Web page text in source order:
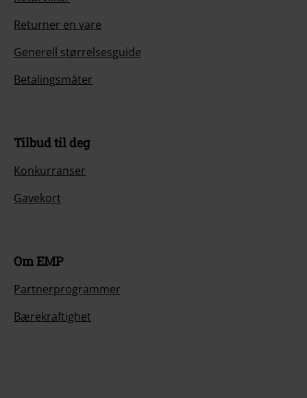
Returner en vare
Generell størrelsesguide
Betalingsmåter
Tilbud til deg
Konkurranser
Gavekort
Om EMP
Partnerprogrammer
Bærekraftighet